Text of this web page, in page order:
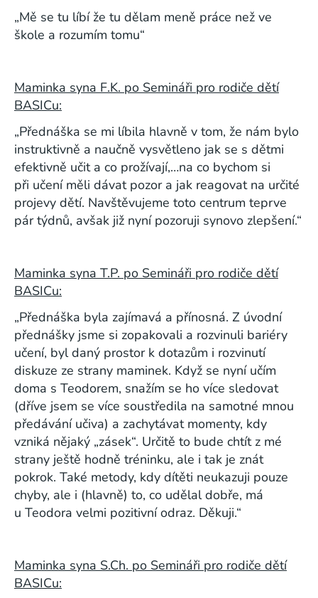
„Mě se tu líbí že tu dělam meně práce než ve
škole a rozumím tomu“
Maminka syna F.K. po Semináři pro rodiče dětí
BASICu:
„Přednáška se mi líbila hlavně v tom, že nám bylo
instruktivně a naučně vysvětleno jak se s dětmi
efektivně učit a co prožívají,…na co bychom si
při učení měli dávat pozor a jak reagovat na určité
projevy dětí. Navštěvujeme toto centrum teprve
pár týdnů, avšak již nyní pozoruji synovo zlepšení.“
Maminka syna T.P. po Semináři pro rodiče dětí
BASICu:
„Přednáška byla zajímavá a přínosná. Z úvodní
přednášky jsme si zopakovali a rozvinuli bariéry
učení, byl daný prostor k dotazům i rozvinutí
diskuze ze strany maminek. Když se nyní učím
doma s Teodorem, snažím se ho více sledovat
(dříve jsem se více soustředila na samotné mnou
předávání učiva) a zachytávat momenty, kdy
vzniká nějaký „zásek“. Určitě to bude chtít z mé
strany ještě hodně tréninku, ale i tak je znát
pokrok. Také metody, kdy dítěti neukazuji pouze
chyby, ale i (hlavně) to, co udělal dobře, má
u Teodora velmi pozitivní odraz. Děkuji.“
Maminka syna S.Ch. po Semináři pro rodiče dětí
BASICu: